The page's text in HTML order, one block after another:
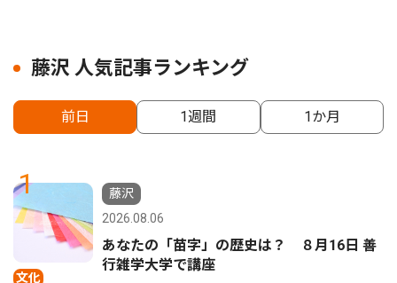
藤沢 人気記事ランキング
前日 1週間 1か月
1
文化
藤沢
2026.08.06
あなたの「苗字」の歴史は？ ８月16日 善
行雑学大学で講座